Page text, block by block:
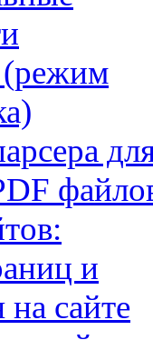
(режим
и
на сайте